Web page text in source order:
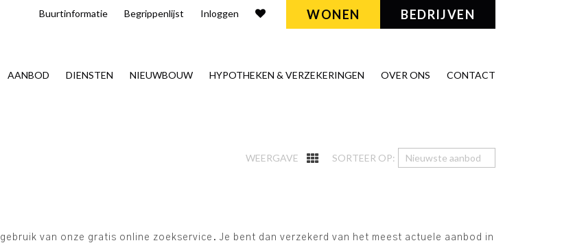
WONEN BEDRIJVEN
Buurt​informatie Begrippenlijst Inloggen
AANBOD DIENSTEN NIEUWBOUW HYPOTHEKEN & VERZEKERINGEN OVER ONS CONTACT
WEERGAVE SORTEER OP:
van onze gratis online zoekservice. Je bent dan verzekerd van het meest actuele aanbod in